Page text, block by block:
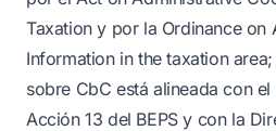
Taxation y por la Ordinance on
Information in the taxation
sobre CbC está alineada con
Acción 13 del BEPS y con la